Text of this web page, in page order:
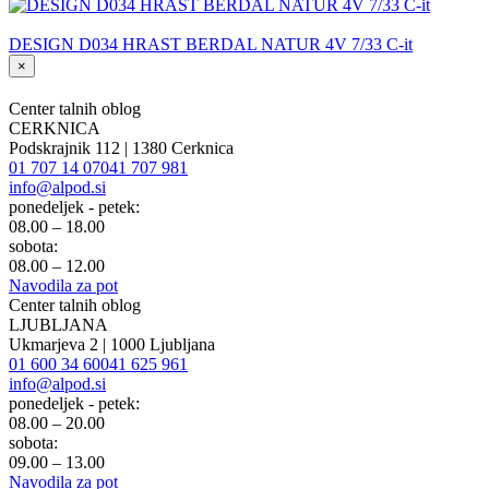
DESIGN D034 HRAST BERDAL NATUR 4V 7/33 C-it
×
Center talnih oblog
CERKNICA
Podskrajnik 112 | 1380 Cerknica
01 707 14 07041 707 981
info@alpod.si
ponedeljek - petek:
08.00 – 18.00
sobota:
08.00 – 12.00
Navodila za pot
Center talnih oblog
LJUBLJANA
Ukmarjeva 2 | 1000 Ljubljana
01 600 34 60041 625 961
info@alpod.si
ponedeljek - petek:
08.00 – 20.00
sobota:
09.00 – 13.00
Navodila za pot